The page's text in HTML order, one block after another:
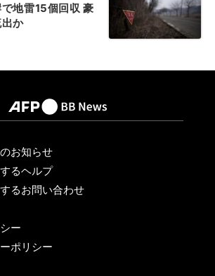
地雷15個回収 豪
か
お知らせ
るヘルプ
るお問い合わせ
ー
ポリシー